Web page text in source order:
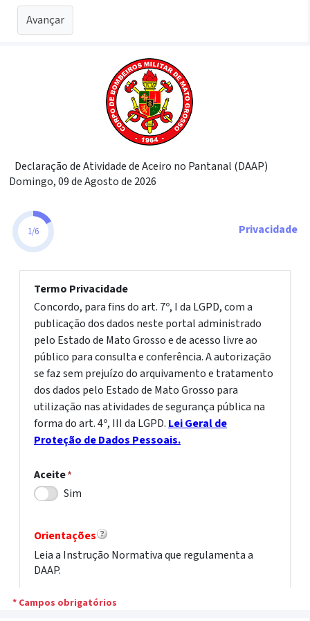
Declaração de Atividade de Aceiro no Pantanal (DAAP)
Domingo, 09 de Agosto de 2026
Avançar
1/6 Privacidade
Termo Privacidade
Concordo, para fins do art. 7º, I da LGPD, com a
publicação dos dados neste portal administrado
pelo Estado de Mato Grosso e de acesso livre ao
público para consulta e conferência. A autorização
se faz sem prejuízo do arquivamento e tratamento
dos dados pelo Estado de Mato Grosso para
utilização nas atividades de segurança pública na
forma do art. 4º, III da LGPD. Lei Geral de
Proteção de Dados Pessoais.
Aceite *
Sim
Orientações
Leia a Instrução Normativa que regulamenta a
DAAP.
* Campos obrigatórios